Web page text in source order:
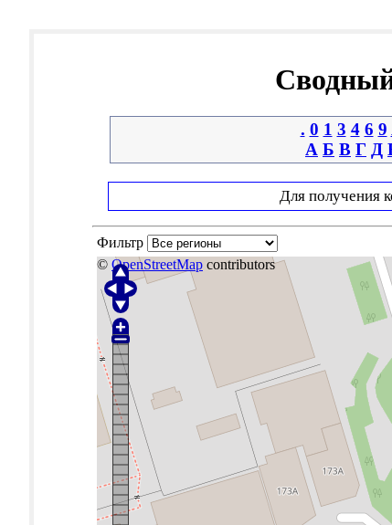
. 0 1 3 4 6 9
А Б В Г Д
Для получения
Фильтр
© OpenStreetMap contributors